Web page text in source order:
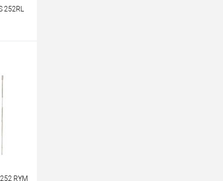
252RL
сравнению
RYM